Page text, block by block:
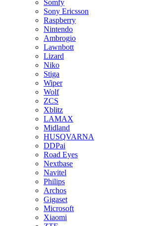
Somfy
Sony Ericsson
Raspberry
Nintendo
Ambrogio
Lawnbott
Lizard
Niko
Stiga
Wiper
Wolf
ZCS
Xblitz
LAMAX
Midland
HUSQVARNA
DDPai
Road Eyes
Nextbase
Navitel
Philips
Archos
Gigaset
Microsoft
Xiaomi